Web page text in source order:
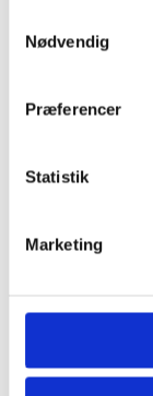
Nødvendig
Præferencer
Statistik
Marketing